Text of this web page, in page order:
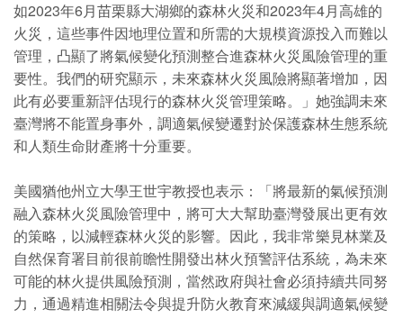
如2023年6月苗栗縣大湖鄉的森林火災和2023年4月高雄的
火災，這些事件因地理位置和所需的大規模資源投入而難以
管理，凸顯了將氣候變化預測整合進森林火災風險管理的重
要性。我們的研究顯示，未來森林火災風險將顯著增加，因
此有必要重新評估現行的森林火災管理策略。」她強調未來
臺灣將不能置身事外，調適氣候變遷對於保護森林生態系統
和人類生命財產將十分重要。
美國猶他州立大學王世宇教授也表示：「將最新的氣候預測
融入森林火災風險管理中，將可大大幫助臺灣發展出更有效
的策略，以減輕森林火災的影響。因此，我非常樂見林業及
自然保育署目前很前瞻性開發出林火預警評估系統，為未來
可能的林火提供風險預測，當然政府與社會必須持續共同努
力，通過精進相關法令與提升防火教育來減緩與調適氣候變